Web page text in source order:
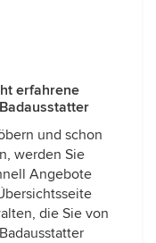
erfahrene
und schon
werden Sie
Angebote
die Sie von